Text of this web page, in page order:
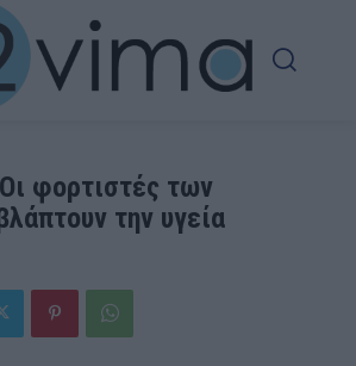
φορτιστές των
την υγεία